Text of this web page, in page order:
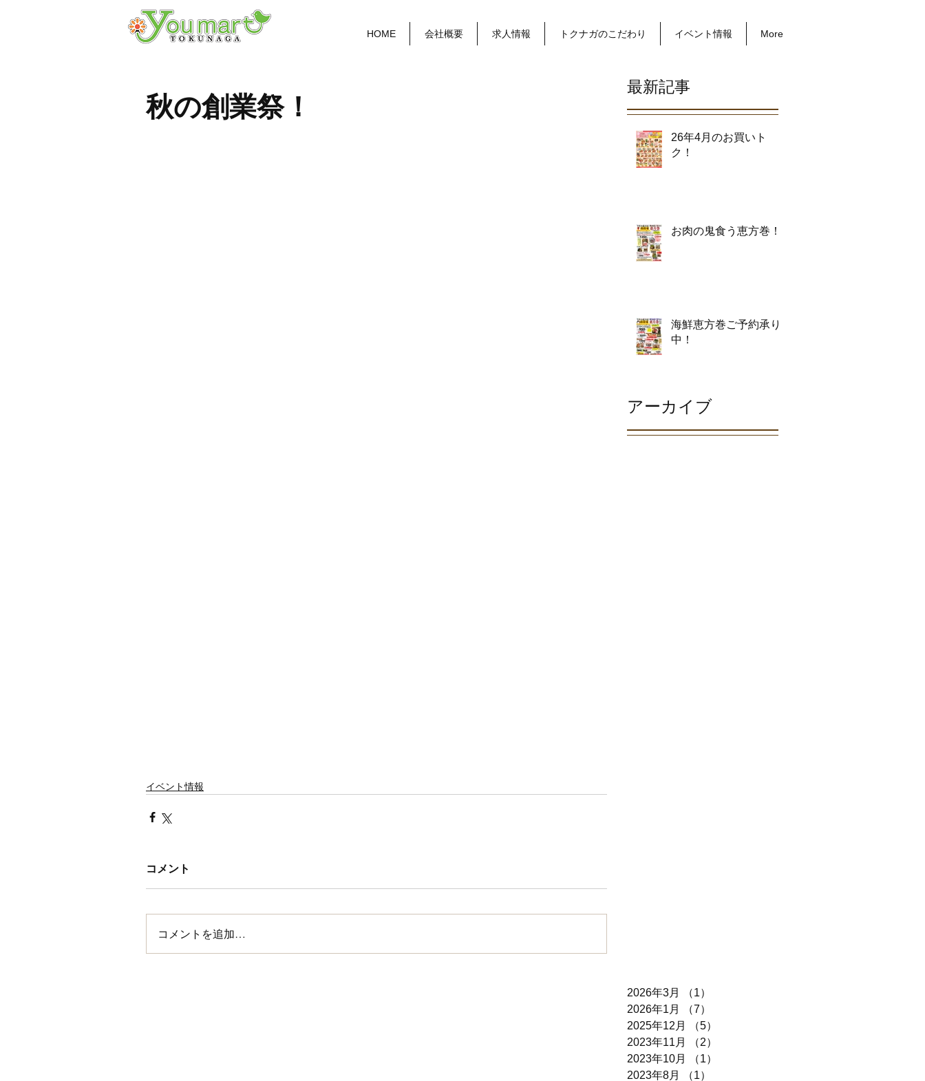
HOME 会社概要 求人情報 トクナガのこだわり イベント情報 More
秋の創業祭！
イベント情報
コメント
コメントを追加…
最新記事
26年4月のお買いト
ク！
お肉の鬼食う恵方巻！
海鮮恵方巻ご予約承り
中！
アーカイブ
2026年3月 （1）
2026年1月
（7）
2025年12月
（5）
2023年11月
（2）
2023年10月
（1）
2023年8月
（1）